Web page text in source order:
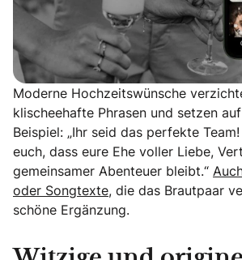
Moderne Hochzeitswünsche
klischeehafte Phrasen und setzen
Beispiel: „Ihr seid das perfekte
euch, dass eure Ehe voller Liebe,
gemeinsamer Abenteuer bleibt.“
oder Songtexte, die das Brautpaar
schöne Ergänzung.